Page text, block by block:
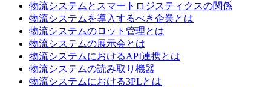
物流システムとスマートロジスティクスの関係
物流システムを導入するべき企業とは
物流システムのロット管理とは
物流システムの展示会とは
物流システムにおけるAPI連携とは
物流システムの読み取り機器
物流システムにおける3PLとは